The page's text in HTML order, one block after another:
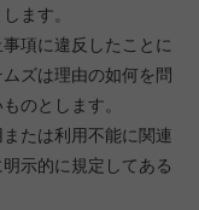
ます。
項に違反したことに
ズは理由の如何を問
のとします。
たは利用不能に関連
示的に規定してある